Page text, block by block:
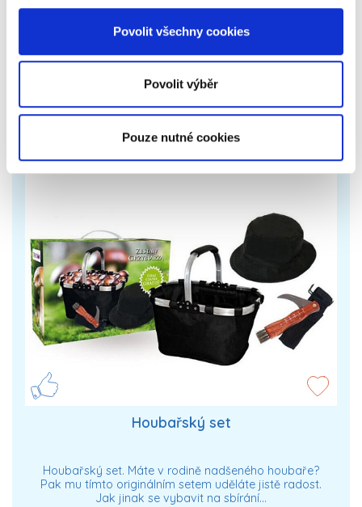
Povolit všechny cookies
Povolit výběr
Pouze nutné cookies
Tento profesionální masážní přístroj je…
Zobrazit více
Houbařský set
Houbařský set. Máte v rodině nadšeného houbaře?
Pak mu tímto originálním setem uděláte jistě radost.
Jak jinak se vybavit na sbírání…